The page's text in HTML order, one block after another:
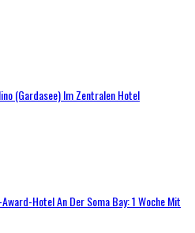
(Gardasee) Im Zentralen Hotel
Hotel An Der Soma Bay: 1 Woche Mit